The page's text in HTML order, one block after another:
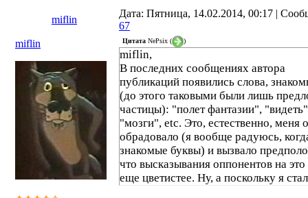
miflin
Дата: Пятница, 14.02.2014, 00:17 |
67
miflin
Цитата NePsix ( )
miflin,
В последних сообщениях автора
публикаций появились слова,
(до этого таковыми были лишь
частицы): "полет фантазии",
"мозги", etc. Это, естественно, меня
обрадовало (я вообще радуюсь,
знакомые буквы) и вызвало
что высказывания оппонентов на это
еще цветистее. Ну, а поскольку я